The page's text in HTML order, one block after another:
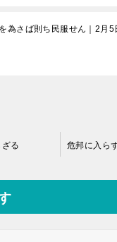
為さば則ち民服せん｜2月5
る